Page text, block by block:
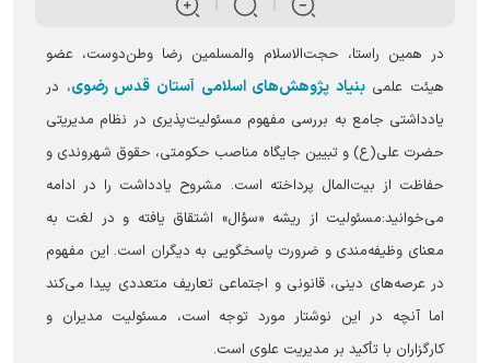
در همین راستا، حجت‌الاسلام والمسلمین رضا وطن‌دوست، عضو
هیئت علمیبنیاد پژوهش‌های اسلامی آستان قدس رضوی، در
یادداشتی جامع به بررسی مفهوم مسئولیت‌پذیری در نظام مدیریتی
حضرت علی(ع) و تبیین جایگاه مناصب حکومتی، حقوق شهروندی و
حفاظت از بیت‌المال پرداخته‌ است. مشروح یادداشت را در ادامه
می‌خوانید:مسئولیت از ریشه «سؤال» اشتقاق یافته و در لغت به
معنای وظیفه‌مندی و ضرورت پاسخگویی به دیگران است. این مفهوم
در عرصه‌های دینی، قانونی و اجتماعی تعاریف متعددی پیدا می‌کند
اما آنچه در این نوشتار مورد توجه است، مسئولیت مدیران و
کارگزاران با تأکید بر مدیریت علوی است.